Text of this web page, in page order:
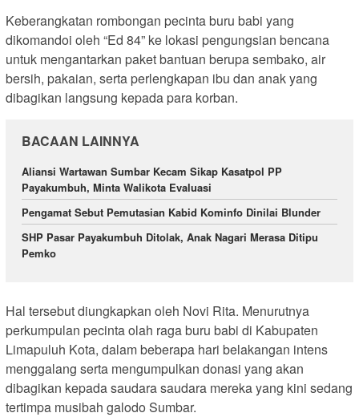
Keberangkatan rombongan pecinta buru babi yang
dikomandoi oleh “Ed 84” ke lokasi pengungsian bencana
untuk mengantarkan paket bantuan berupa sembako, air
bersih, pakaian, serta perlengkapan ibu dan anak yang
dibagikan langsung kepada para korban.
BACAAN LAINNYA
Aliansi Wartawan Sumbar Kecam Sikap Kasatpol PP
Payakumbuh, Minta Walikota Evaluasi
Pengamat Sebut Pemutasian Kabid Kominfo Dinilai Blunder
SHP Pasar Payakumbuh Ditolak, Anak Nagari Merasa Ditipu
Pemko
Hal tersebut diungkapkan oleh Novi Rita. Menurutnya
perkumpulan pecinta olah raga buru babi di Kabupaten
Limapuluh Kota, dalam beberapa hari belakangan intens
menggalang serta mengumpulkan donasi yang akan
dibagikan kepada saudara saudara mereka yang kini sedang
tertimpa musibah galodo Sumbar.